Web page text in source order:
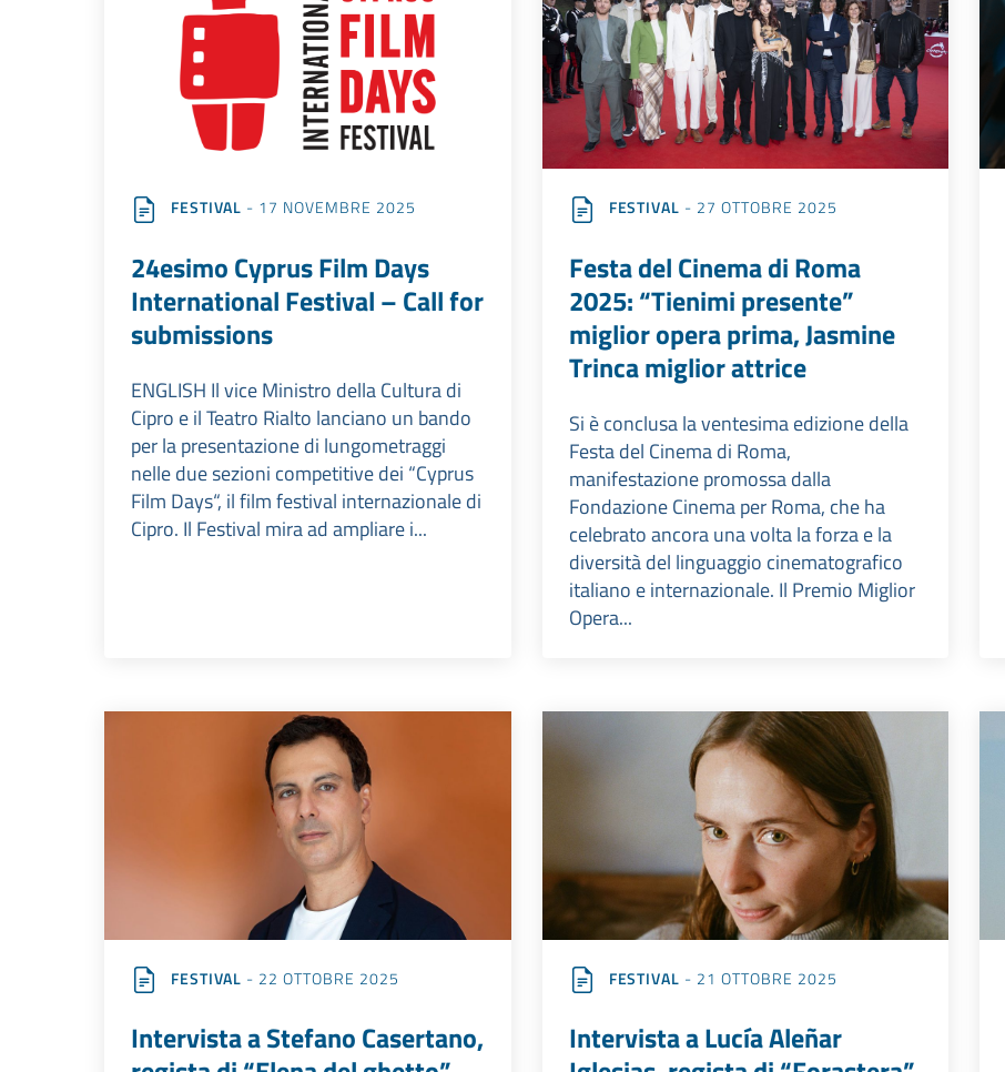
FESTIVAL - 17 NOVEMBRE 2025
24esimo Cyprus Film Days
International Festival – Call for
submissions
ENGLISH Il vice Ministro della Cultura di
Cipro e il Teatro Rialto lanciano un bando
per la presentazione di lungometraggi
nelle due sezioni competitive dei “Cyprus
Film Days“, il film festival internazionale di
Cipro. Il Festival mira ad ampliare i...
FESTIVAL - 27 OTTOBRE 2025
Festa del Cinema di Roma
2025: “Tienimi presente”
miglior opera prima, Jasmine
Trinca miglior attrice
Si è conclusa la ventesima edizione della
Festa del Cinema di Roma,
manifestazione promossa dalla
Fondazione Cinema per Roma, che ha
celebrato ancora una volta la forza e la
diversità del linguaggio cinematografico
italiano e internazionale. Il Premio Miglior
Opera...
FESTIVAL - 22 OTTOBRE 2025
Intervista a Stefano Casertano,
FESTIVAL - 21 OTTOBRE 2025
Intervista a Lucía Aleñar